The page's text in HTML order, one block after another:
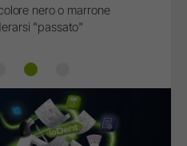
nero o marrone
"passato"
Step 3